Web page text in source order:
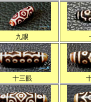
九眼
十三眼